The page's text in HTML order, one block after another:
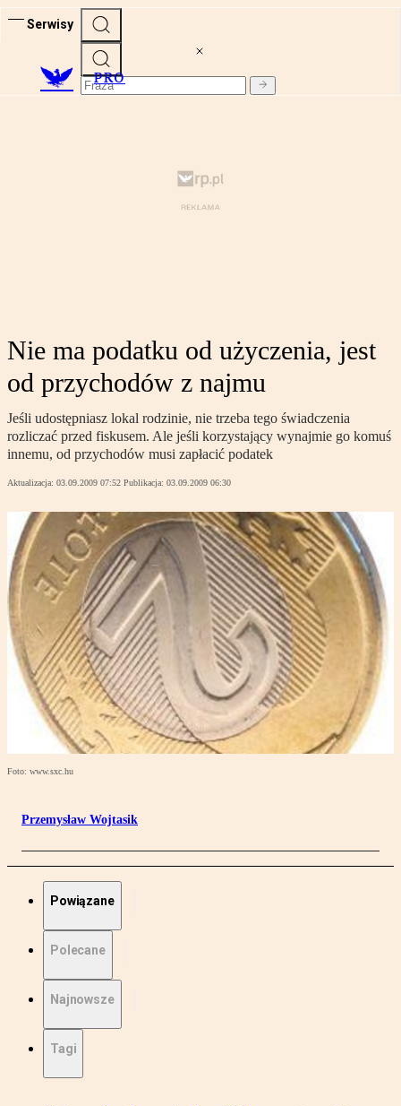
Serwisy
PRO
Nie ma podatku od użyczenia, jest
od przychodów z najmu
Jeśli udostępniasz lokal rodzinie, nie trzeba tego świadczenia
rozliczać przed fiskusem. Ale jeśli korzystający wynajmie go komuś
innemu, od przychodów musi zapłacić podatek
Aktualizacja: 03.09.2009 07:52 Publikacja: 03.09.2009 06:30
Foto: www.sxc.hu
Przemysław Wojtasik
Powiązane
Polecane
Najnowsze
Tagi